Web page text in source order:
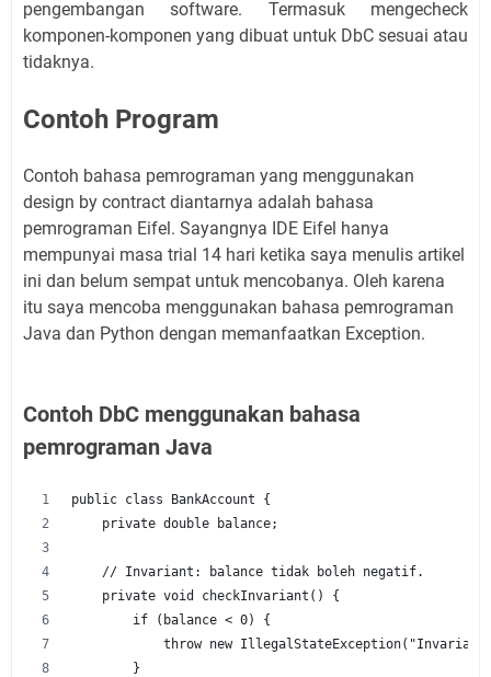
pengembangan software. Termasuk mengecheck
komponen-komponen yang dibuat untuk DbC sesuai atau
tidaknya.
Contoh Program
Contoh bahasa pemrograman yang menggunakan
design by contract diantarnya adalah bahasa
pemrograman Eifel. Sayangnya IDE Eifel hanya
mempunyai masa trial 14 hari ketika saya menulis artikel
ini dan belum sempat untuk mencobanya. Oleh karena
itu saya mencoba menggunakan bahasa pemrograman
Java dan Python dengan memanfaatkan Exception.
Contoh DbC menggunakan bahasa
pemrograman Java
public class BankAccount {
    private double balance;
    // Invariant: balance tidak boleh negatif.
    private void checkInvariant() {
        if (balance < 0) {
throw new
        }